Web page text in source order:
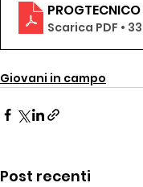
Scarica PDF •
Giovani in campo
Post recenti